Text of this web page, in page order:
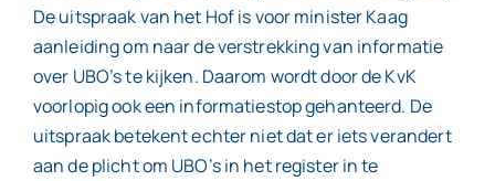
De uitspraak van het Hof is voor minister Kaag
aanleiding om naar de verstrekking van informatie
over UBO’s te kijken. Daarom wordt door de KvK
voorlopig ook een informatiestop gehanteerd. De
uitspraak betekent echter niet dat er iets verandert
aan de plicht om UBO’s in het register in te